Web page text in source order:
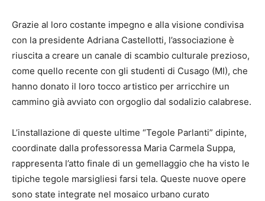
Grazie al loro costante impegno e alla visione condivisa
con la presidente Adriana Castellotti, l’associazione è
riuscita a creare un canale di scambio culturale prezioso,
come quello recente con gli studenti di Cusago (MI), che
hanno donato il loro tocco artistico per arricchire un
cammino già avviato con orgoglio dal sodalizio calabrese.
L’installazione di queste ultime “Tegole Parlanti” dipinte,
coordinate dalla professoressa Maria Carmela Suppa,
rappresenta l’atto finale di un gemellaggio che ha visto le
tipiche tegole marsigliesi farsi tela. Queste nuove opere
sono state integrate nel mosaico urbano curato